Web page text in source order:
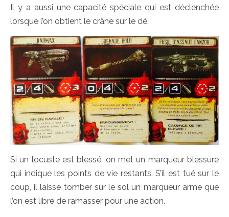
Il y a aussi une capacité spéciale qui est déclenchée
lorsque l’on obtient le crâne sur le dé.
Si un locuste est blessé, on met un marqueur blessure
qui indique les points de vie restants. S’il est tué sur le
coup, il laisse tomber sur le sol un marqueur arme que
l’on est libre de ramasser pour une action.